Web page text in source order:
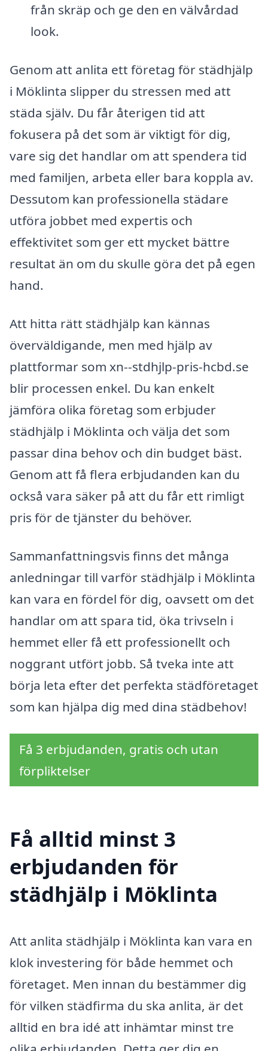
från skräp och ge den en välvårdad
look.
Genom att anlita ett företag för städhjälp
i Möklinta slipper du stressen med att
städa själv. Du får återigen tid att
fokusera på det som är viktigt för dig,
vare sig det handlar om att spendera tid
med familjen, arbeta eller bara koppla av.
Dessutom kan professionella städare
utföra jobbet med expertis och
effektivitet som ger ett mycket bättre
resultat än om du skulle göra det på egen
hand.
Att hitta rätt städhjälp kan kännas
överväldigande, men med hjälp av
plattformar som xn--stdhjlp-pris-hcbd.se
blir processen enkel. Du kan enkelt
jämföra olika företag som erbjuder
städhjälp i Möklinta och välja det som
passar dina behov och din budget bäst.
Genom att få flera erbjudanden kan du
också vara säker på att du får ett rimligt
pris för de tjänster du behöver.
Sammanfattningsvis finns det många
anledningar till varför städhjälp i Möklinta
kan vara en fördel för dig, oavsett om det
handlar om att spara tid, öka trivseln i
hemmet eller få ett professionellt och
noggrant utfört jobb. Så tveka inte att
börja leta efter det perfekta städföretaget
som kan hjälpa dig med dina städbehov!
Få 3 erbjudanden, gratis och utan
förpliktelser
Få alltid minst 3
erbjudanden för
städhjälp i Möklinta
Att anlita städhjälp i Möklinta kan vara en
klok investering för både hemmet och
företaget. Men innan du bestämmer dig
för vilken städfirma du ska anlita, är det
alltid en bra idé att inhämtar minst tre